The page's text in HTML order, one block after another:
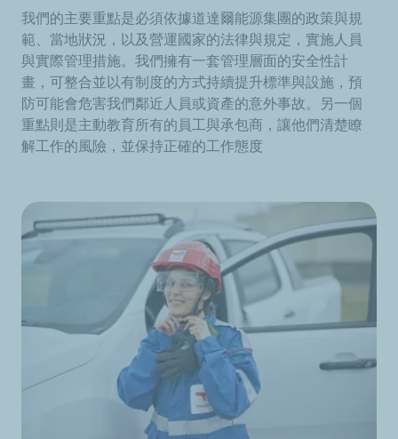
我們的主要重點是必須依據道達爾能源集團的政策與規
範、當地狀況，以及營運國家的法律與規定，實施人員
與實際管理措施。我們擁有一套管理層面的安全性計
畫，可整合並以有制度的方式持續提升標準與設施，預
防可能會危害我們鄰近人員或資產的意外事故。另一個
重點則是主動教育所有的員工與承包商，讓他們清楚瞭
解工作的風險，並保持正確的工作態度